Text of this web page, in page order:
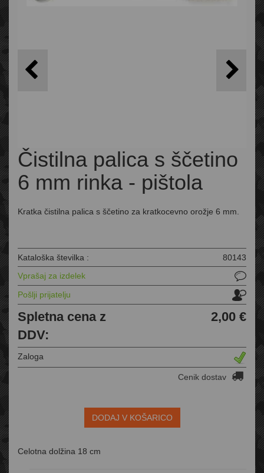
Čistilna palica s ščetino
6 mm rinka - pištola
Kratka čistilna palica s ščetino za kratkocevno orožje 6 mm.
Kataloška številka :
80143
Vprašaj za izdelek
Pošlji prijatelju
Spletna cena z
DDV:
2,00 €
Zaloga
Cenik dostav
DODAJ V KOŠARICO
Celotna dolžina 18 cm